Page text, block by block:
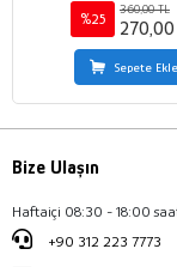
%25
360,00 TL
270,00
Sepete Ekle
Bize Ulaşın
Haftaiçi 08:30 - 18:00
+90 312 223 7773